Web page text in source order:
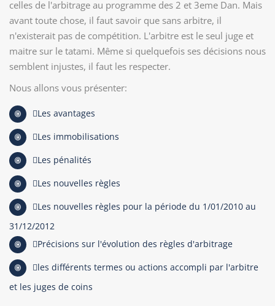
celles de l'arbitrage au programme des 2 et 3eme Dan. Mais
avant toute chose, il faut savoir que sans arbitre, il
n'existerait pas de compétition. L'arbitre est le seul juge et
maitre sur le tatami. Même si quelquefois ses décisions nous
semblent injustes, il faut les respecter.
Nous allons vous présenter:
Les avantages
Les immobilisations
Les pénalités
Les nouvelles règles
Les nouvelles règles pour la période du 1/01/2010 au
31/12/2012
Précisions sur l'évolution des règles d'arbitrage
les différents termes ou actions accompli par l'arbitre
et les juges de coins